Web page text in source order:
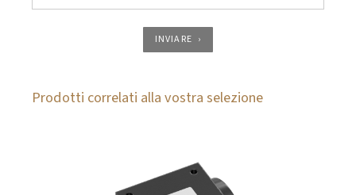
INVIARE
Prodotti correlati alla vostra selezione